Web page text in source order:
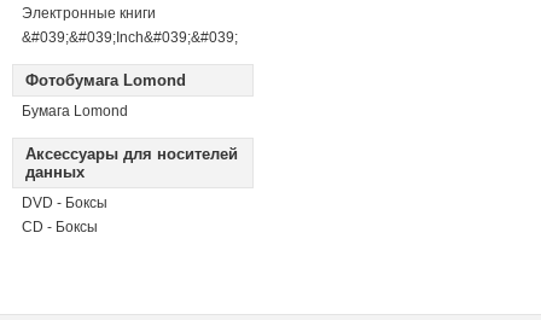
Электронные книги
&#039;&#039;Inch&#039;&#039;
Фотобумага Lomond
Бумага Lomond
Аксессуары для носителей
данных
DVD - Боксы
CD - Боксы